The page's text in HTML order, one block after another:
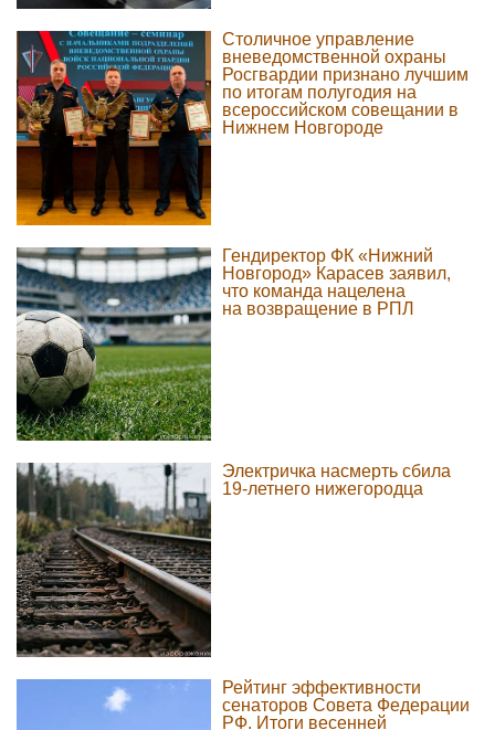
Столичное управление
вневедомственной охраны
Росгвардии признано лучшим
по итогам полугодия на
всероссийском совещании в
Нижнем Новгороде
Гендиректор ФК «Нижний
Новгород» Карасев заявил,
что команда нацелена
на возвращение в РПЛ
Электричка насмерть сбила
19-летнего нижегородца
Рейтинг эффективности
сенаторов Совета Федерации
РФ. Итоги весенней